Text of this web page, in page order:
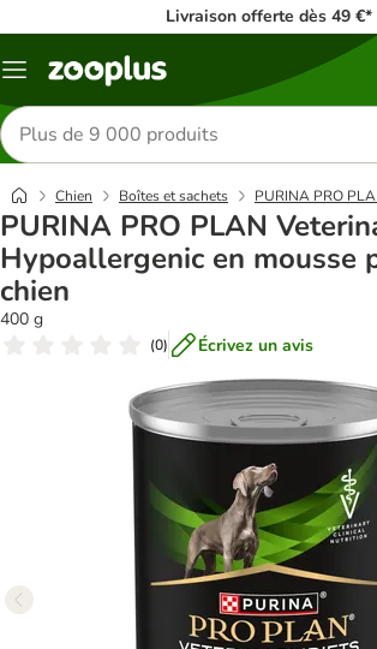
Livraison offerte dès 49 €*
Menu
Rechercher
des
produits
Chien Boîtes et sachets PURINA PRO
PURINA PRO PLAN
Hypoallergenic en mousse
chien
400 g
(0) Écrivez un avis